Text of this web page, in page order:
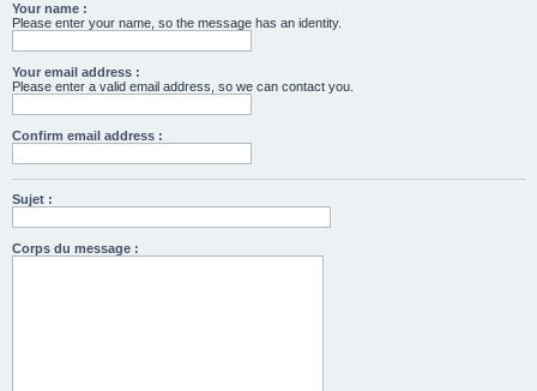
Your name :
Please enter your name, so the message has an identity.
Your email address :
Please enter a valid email address, so we can contact you.
Confirm email address :
Sujet :
Corps du message :